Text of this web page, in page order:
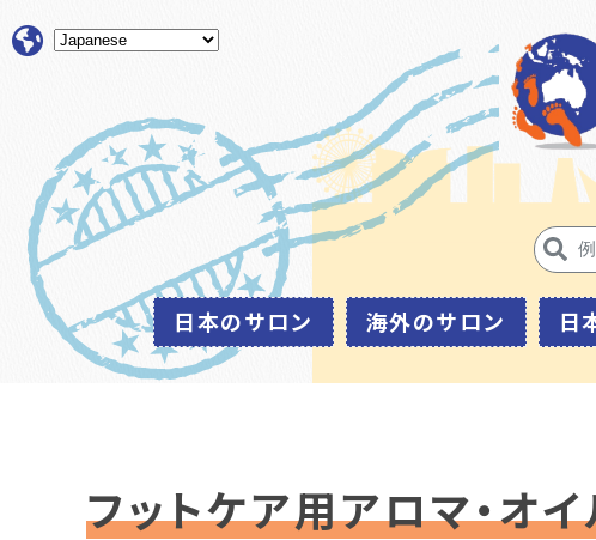
日本のサロン 海外のサロン 日
フットケア用アロマ・オ